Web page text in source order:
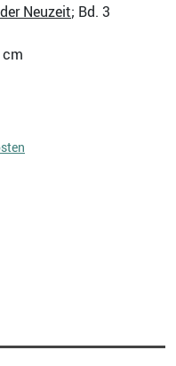
Neuzeit; Bd. 3
cm